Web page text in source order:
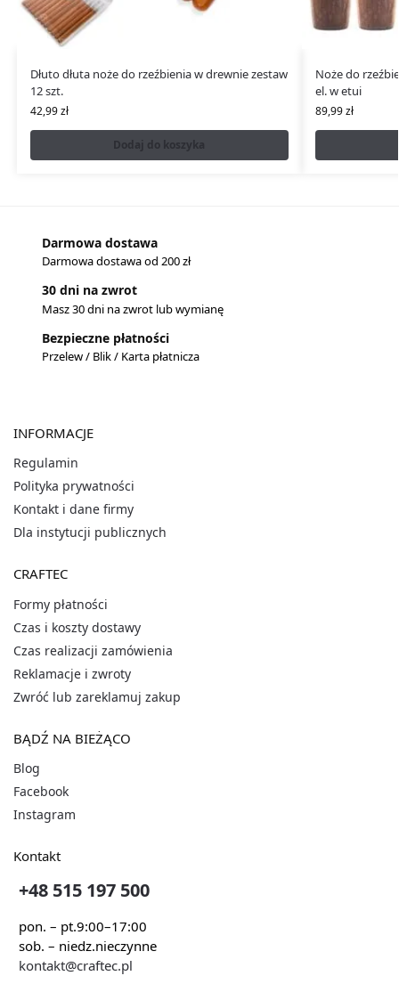
Dłuto dłuta noże do rzeźbienia w drewnie zestaw
12 szt.
42,99zł
Dodaj do koszyka
Noże do
el. w etui
89,99zł
Darmowa dostawa
Darmowa dostawa od 200 zł
30 dni na zwrot
Masz 30 dni na zwrot lub wymianę
Bezpieczne płatności
Przelew / Blik / Karta płatnicza
INFORMACJE
Regulamin
Polityka prywatności
Kontakt i dane firmy
Dla instytucji publicznych
CRAFTEC
Formy płatności
Czas i koszty dostawy
Czas realizacji zamówienia
Reklamacje i zwroty
Zwróć lub zareklamuj zakup
BĄDŹ NA BIEŻĄCO
Blog
Facebook
Instagram
Kontakt
+48 515 197 500
pon. – pt.9:00–17:00
sob. – niedz.nieczynne
kontakt@craftec.pl